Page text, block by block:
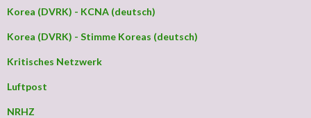
Korea (DVRK) - KCNA (deutsch)
Korea (DVRK) - Stimme Koreas (deutsch)
Kritisches Netzwerk
Luftpost
NRHZ